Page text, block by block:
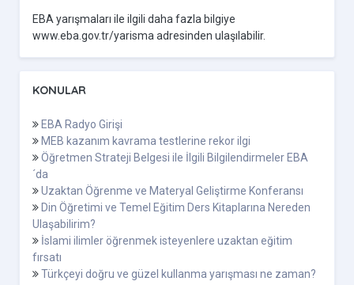
EBA yarışmaları ile ilgili daha fazla bilgiye
www.eba.gov.tr/yarisma adresinden ulaşılabilir.
KONULAR
EBA Radyo Girişi
MEB kazanım kavrama testlerine rekor ilgi
Öğretmen Strateji Belgesi ile İlgili Bilgilendirmeler EBA
´da
Uzaktan Öğrenme ve Materyal Geliştirme Konferansı
Din Öğretimi ve Temel Eğitim Ders Kitaplarına Nereden
Ulaşabilirim?
İslami ilimler öğrenmek isteyenlere uzaktan eğitim
fırsatı
Türkçeyi doğru ve güzel kullanma yarışması ne zaman?